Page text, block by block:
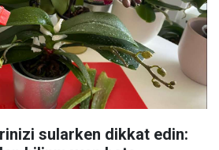
sularken dikkat edin: